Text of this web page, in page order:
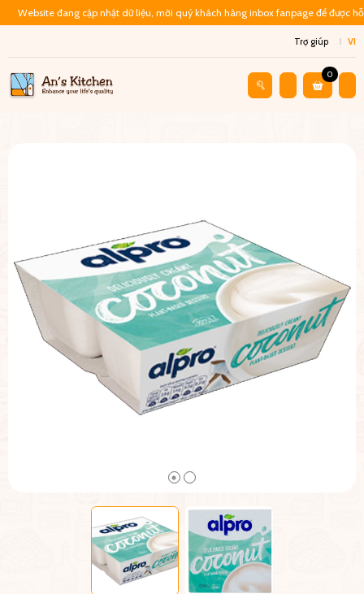
Website đang cập nhật dữ liệu, mời quý khách hàng inbox fanpage để được
Trợ giúp VI
0